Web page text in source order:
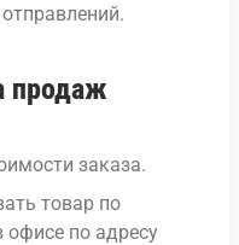
продаж
заказа.
товар по
офисе по адресу